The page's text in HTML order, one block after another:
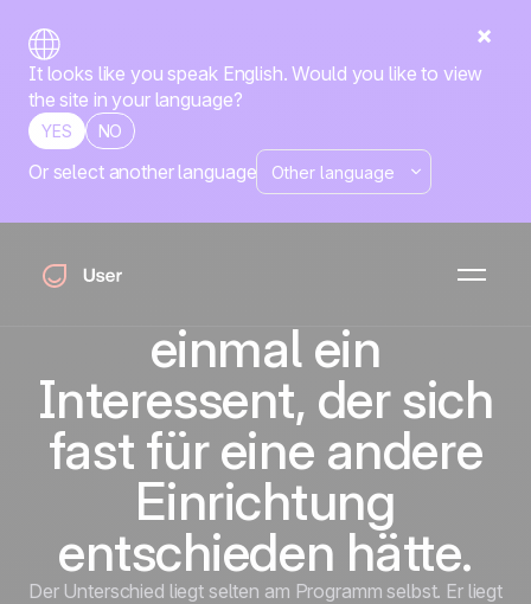
It looks like you speak English. Would you like to view
the site in your language?
YES NO
Or select another languageJeder
Studierende war
einmal ein
Interessent, der sich
fast für eine andere
Einrichtung
entschieden hätte.
Der Unterschied liegt selten am Programm selbst. Er liegt